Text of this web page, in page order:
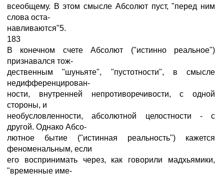
всеобщему. В этом смысле Абсолют пуст, "перед ним
слова оста-
навливаются"5.
183
В конечном счете Абсолют ("истинно реальное")
признавался тож-
дественным "шуньяте", "пустотности", в смысле
недифференцирован-
ности, внутренней непротиворечивости, с одной
стороны, и
необусловленности, абсолютной целостности - с
другой. Однако Абсо-
лютное бытие ("истинная реальность") кажется
феноменальным, если
его воспринимать через, как говорили мадхьямики,
"временные име-